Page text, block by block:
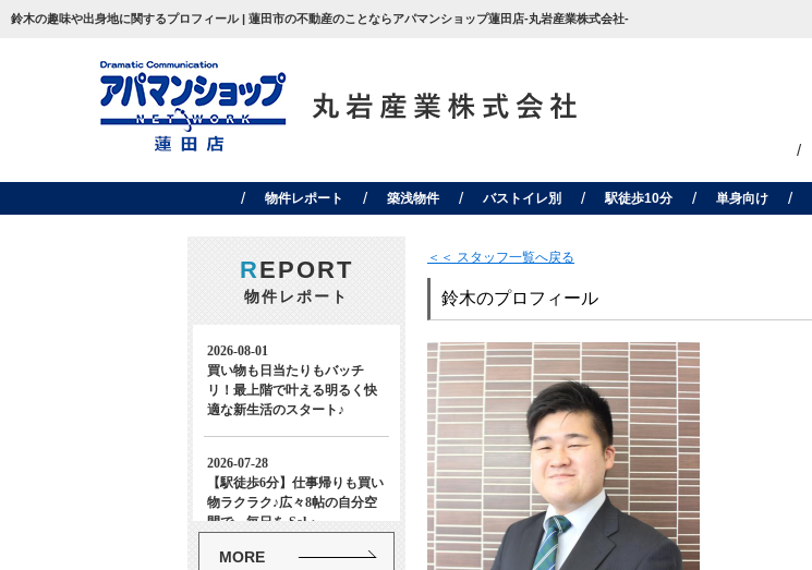
鈴木の趣味や出身地に関するプロフィール | 蓮田市の不動産のことならアパマンショップ蓮田店-丸岩産業株式会社-
物件レポート 築浅物件 バストイレ別 駅徒歩10分 単身向け
＜＜ スタッフ一覧へ戻る
鈴木のプロフィール
REPORT
物件レポート
MORE